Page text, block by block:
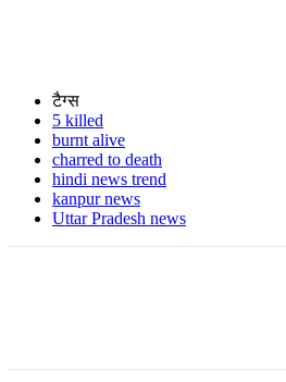
टैग्स
5 killed
burnt alive
charred to death
hindi news trend
kanpur news
Uttar Pradesh news